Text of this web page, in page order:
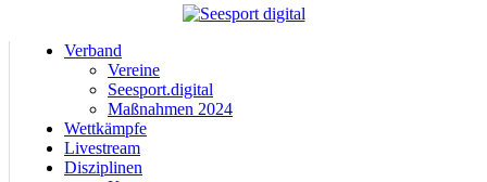
Verband
Vereine
Seesport.digital
Maßnahmen 2024
Wettkämpfe
Livestream
Disziplinen